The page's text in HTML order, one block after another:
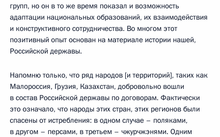
групп, но он в то же время показал и возможность
адаптации национальных образований, их взаимодействия
и конструктивного сотрудничества. Во многом этот
позитивный опыт основан на материале истории нашей,
Российской державы.
Напомню только, что ряд народов [и территорий], таких как
Малороссия, Грузия, Казахстан, добровольно вошли
в состав Российской державы по договорам. Фактически
это означало, что народы этих стран, этих регионов были
спасены от истребления: в одном случае – поляками,
в другом – персами, в третьем – чжурчжэнями. Одним